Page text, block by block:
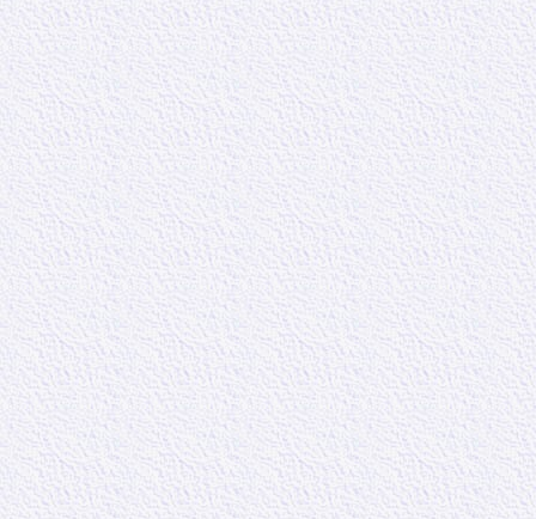
15 – 17 : Car
vous réduisiez
étant libres,
méchanceté,
Honorez tout
honorez le roi.
« En
bien, afin
« Étant libre »
Christ, car
tribunaux de
Quel avantage
rechercher à
« Honorez